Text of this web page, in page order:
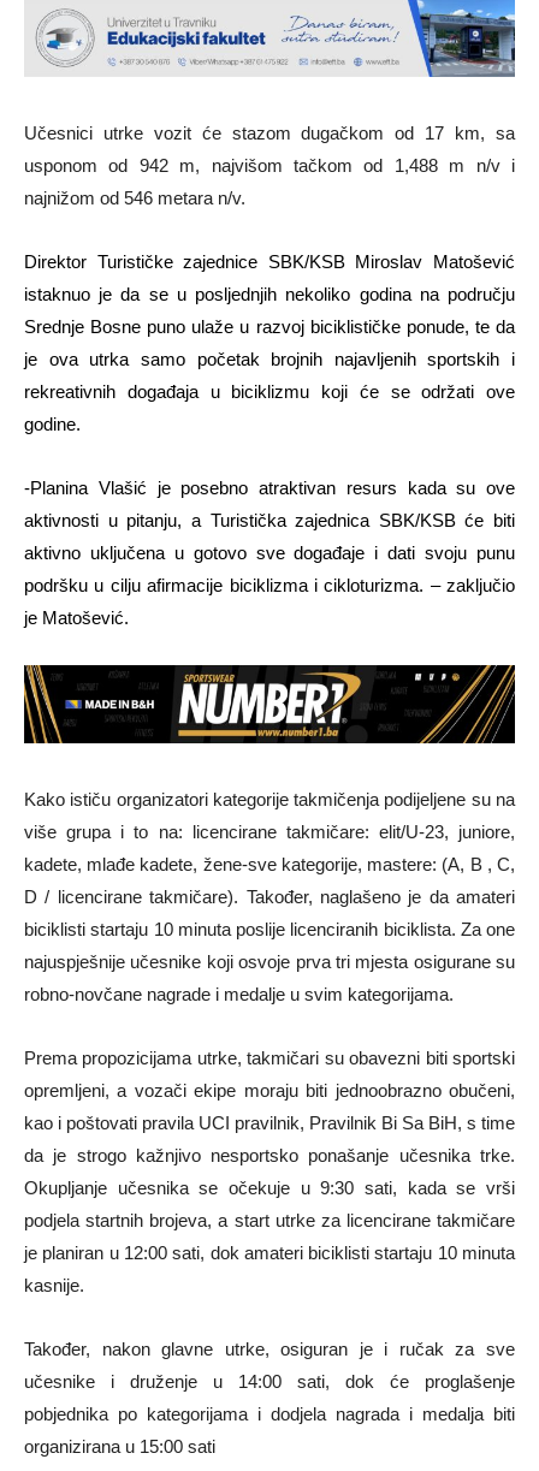
Učesnici utrke vozit će stazom dugačkom od 17 km, sa
usponom od 942 m, najvišom tačkom od 1,488 m n/v i
najnižom od 546 metara n/v.
Direktor Turističke zajednice SBK/KSB Miroslav Matošević
istaknuo je da se u posljednjih nekoliko godina na području
Srednje Bosne puno ulaže u razvoj biciklističke ponude, te da
je ova utrka samo početak brojnih najavljenih sportskih i
rekreativnih događaja u biciklizmu koji će se održati ove
godine.
-Planina Vlašić je posebno atraktivan resurs kada su ove
aktivnosti u pitanju, a Turistička zajednica SBK/KSB će biti
aktivno uključena u gotovo sve događaje i dati svoju punu
podršku u cilju afirmacije biciklizma i cikloturizma. – zaključio
je Matošević.
Kako ističu organizatori kategorije takmičenja podijeljene su na
više grupa i to na: licencirane takmičare: elit/U-23, juniore,
kadete, mlađe kadete, žene-sve kategorije, mastere: (A, B , C,
D / licencirane takmičare). Također, naglašeno je da amateri
biciklisti startaju 10 minuta poslije licenciranih biciklista. Za one
najuspješnije učesnike koji osvoje prva tri mjesta osigurane su
robno-novčane nagrade i medalje u svim kategorijama.
Prema propozicijama utrke, takmičari su obavezni biti sportski
opremljeni, a vozači ekipe moraju biti jednoobrazno obučeni,
kao i poštovati pravila UCI pravilnik, Pravilnik Bi Sa BiH, s time
da je strogo kažnjivo nesportsko ponašanje učesnika trke.
Okupljanje učesnika se očekuje u 9:30 sati, kada se vrši
podjela startnih brojeva, a start utrke za licencirane takmičare
je planiran u 12:00 sati, dok amateri biciklisti startaju 10 minuta
kasnije.
Također, nakon glavne utrke, osiguran je i ručak za sve
učesnike i druženje u 14:00 sati, dok će proglašenje
pobjednika po kategorijama i dodjela nagrada i medalja biti
organizirana u 15:00 sati